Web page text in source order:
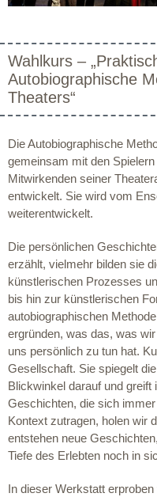
Wahlkurs –
Autobiographische
Theaters“
Die Autobiographische
gemeinsam mit den
Mitwirkenden seiner
entwickelt. Sie wird vom
weiterentwickelt.
Die persönlichen
erzählt, vielmehr bilden sie
künstlerischen Prozesses
bis hin zur künstlerischen
autobiographischen
ergründen, was das, was
uns persönlich zu tun hat.
Gesellschaft. Sie spiegelt
Blickwinkel darauf und
Geschichten, die sich
Kontext zutragen, holen wir
entstehen neue
Tiefe des Erlebten noch in
In dieser Werkstatt